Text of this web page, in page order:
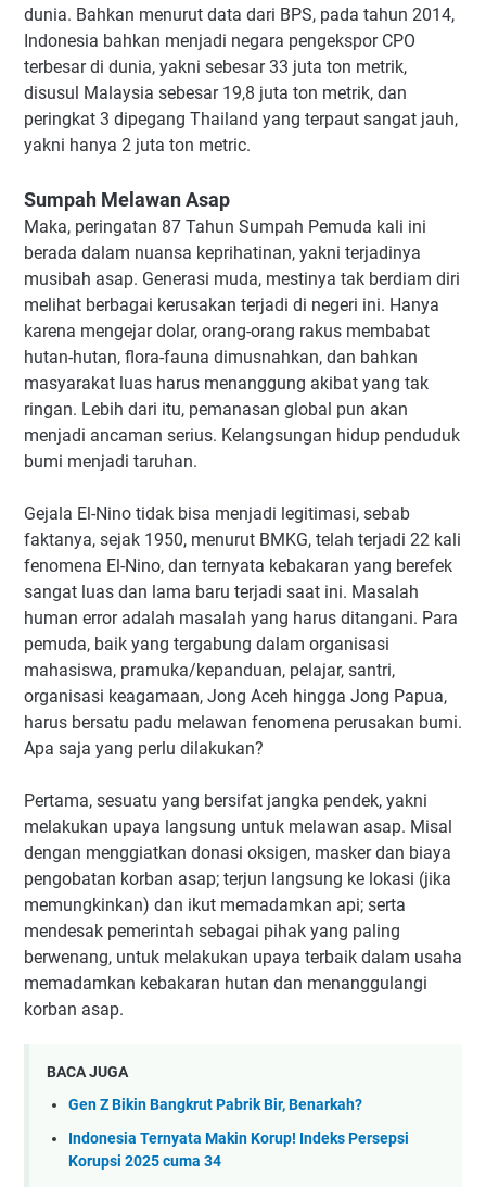
dunia. Bahkan menurut data dari BPS, pada tahun 2014,
Indonesia bahkan menjadi negara pengekspor CPO
terbesar di dunia, yakni sebesar 33 juta ton metrik,
disusul Malaysia sebesar 19,8 juta ton metrik, dan
peringkat 3 dipegang Thailand yang terpaut sangat jauh,
yakni hanya 2 juta ton metric.
Sumpah Melawan Asap
Maka, peringatan 87 Tahun Sumpah Pemuda kali ini
berada dalam nuansa keprihatinan, yakni terjadinya
musibah asap. Generasi muda, mestinya tak berdiam diri
melihat berbagai kerusakan terjadi di negeri ini. Hanya
karena mengejar dolar, orang-orang rakus membabat
hutan-hutan, flora-fauna dimusnahkan, dan bahkan
masyarakat luas harus menanggung akibat yang tak
ringan. Lebih dari itu, pemanasan global pun akan
menjadi ancaman serius. Kelangsungan hidup penduduk
bumi menjadi taruhan.
Gejala El-Nino tidak bisa menjadi legitimasi, sebab
faktanya, sejak 1950, menurut BMKG, telah terjadi 22 kali
fenomena El-Nino, dan ternyata kebakaran yang berefek
sangat luas dan lama baru terjadi saat ini. Masalah
human error adalah masalah yang harus ditangani. Para
pemuda, baik yang tergabung dalam organisasi
mahasiswa, pramuka/kepanduan, pelajar, santri,
organisasi keagamaan, Jong Aceh hingga Jong Papua,
harus bersatu padu melawan fenomena perusakan bumi.
Apa saja yang perlu dilakukan?
Pertama, sesuatu yang bersifat jangka pendek, yakni
melakukan upaya langsung untuk melawan asap. Misal
dengan menggiatkan donasi oksigen, masker dan biaya
pengobatan korban asap; terjun langsung ke lokasi (jika
memungkinkan) dan ikut memadamkan api; serta
mendesak pemerintah sebagai pihak yang paling
berwenang, untuk melakukan upaya terbaik dalam usaha
memadamkan kebakaran hutan dan menanggulangi
korban asap.
BACA JUGA
Gen Z Bikin Bangkrut Pabrik Bir, Benarkah?
Indonesia Ternyata Makin Korup! Indeks Persepsi
Korupsi 2025 cuma 34